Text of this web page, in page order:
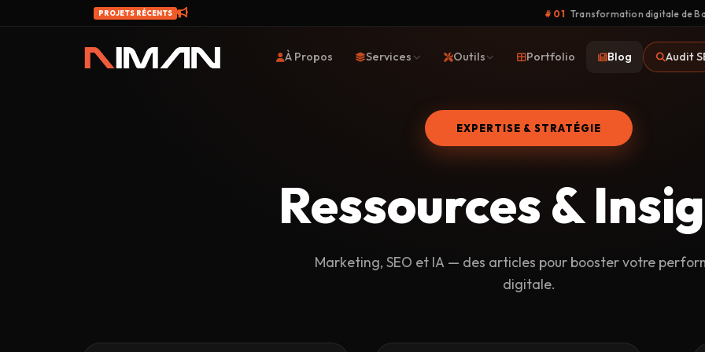
PROJETS RÉCENTS Transformation digitale de Bathysmed
À Propos Services Outils Portfolio Blog Audit
EXPERTISE & STRATÉGIE
Ressources &
Marketing, SEO et IA — des articles pour booster votre
digitale.